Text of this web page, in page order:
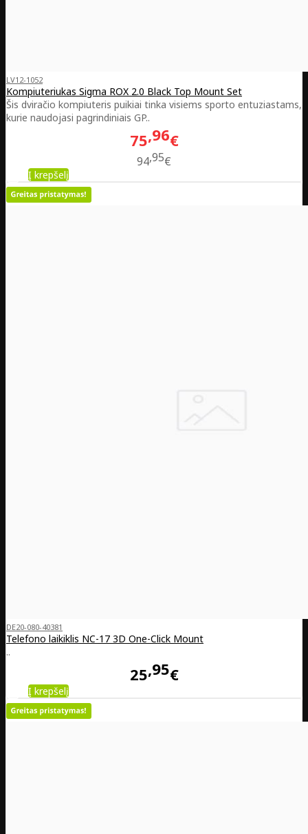
LV12-1052
Kompiuteriukas Sigma ROX 2.0 Black Top Mount Set
Šis dviračio kompiuteris puikiai tinka visiems sporto entuziastams,
kurie naudojasi pagrindiniais GP..
75 96€
9495€
Į krepšelį
DE20-080-40381
Telefono laikiklis NC-17 3D One-Click Mount
..
25 95€
Į krepšelį